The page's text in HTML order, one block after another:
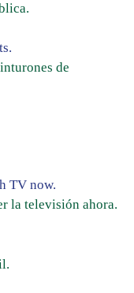
de
TV now.
la televisión ahora.